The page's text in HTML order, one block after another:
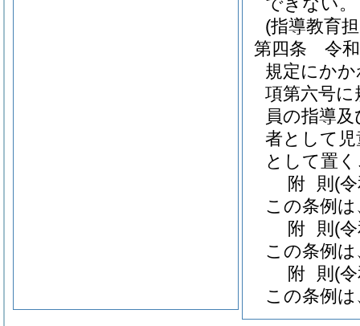
(指導教育
第四条
令
規定にか
項第六号
員の指導
者として
として置
附 則 (
この条例
附 則 (
この条例
附 則 (
この条例